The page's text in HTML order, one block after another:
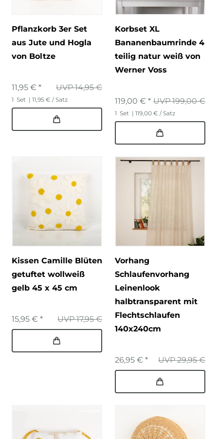
Pflanzkorb 3er Set
aus Jute und Hogla
von Boltze
UVP 14,95 €
11,95 € *
1 Set | 11,95 € / Satz
Korbset XL
Bananenbaumrinde 4
teilig natur weiß von
Werner Voss
UVP 199,00 €
119,00 € *
1 Set | 119,00 € / Satz
Kissen Camille Blüten
getuftet wollweiß
gelb 45 x 45 cm
UVP 17,95 €
15,95 € *
Vorhang
Schlaufenvorhang
Leinenlook
halbtransparent mit
Flechtschlaufen
140x240cm
UVP 29,95 €
26,95 € *